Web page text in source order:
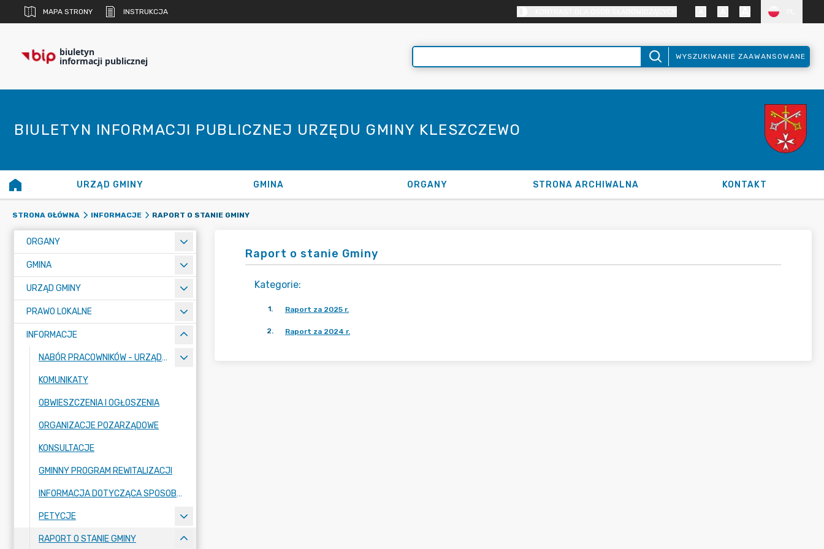
MAPA STRONY INSTRUKCJA
biuletyn
informacji publicznej WYSZUKIWANIE ZAAWANSOWANE
BIULETYN INFORMACJI PUBLICZNEJ URZĘDU GMINY KLESZCZEWO
URZĄD GMINY GMINA ORGANY STRONA ARCHIWALNA KONTAKT
STRONA GŁÓWNA INFORMACJE RAPORT O STANIE GMINY
ORGANY
GMINA
URZĄD GMINY
PRAWO LOKALNE
INFORMACJE
NABÓR PRACOWNIKÓW - URZĄD GMINY I JEDNOSTKI ORGANIZACYJNE
KOMUNIKATY
OBWIESZCZENIA I OGŁOSZENIA
ORGANIZACJE POZARZĄDOWE
KONSULTACJE
GMINNY PROGRAM REWITALIZACJI
INFORMACJA DOTYCZĄCA SPOSOBU SKŁADANIA SKARG, WNIOSKÓW I PETYCJI
PETYCJE
RAPORT O STANIE GMINY
Raport o stanie Gminy
Kategorie:
1. Raport za 2025 r.
2. Raport za 2024 r.